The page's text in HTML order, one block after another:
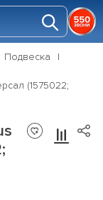
Подвеска
(1575022;